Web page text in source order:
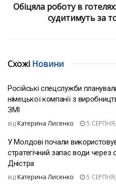
Обіцяла роботу в
судитимуть за
Схожі Новини
Російські спецслужби
німецької компанії з
ЗМІ
від Катерина Лисенко 5
У Молдові почали
стратегічний запас води через
Дністра
від Катерина Лисенко 5